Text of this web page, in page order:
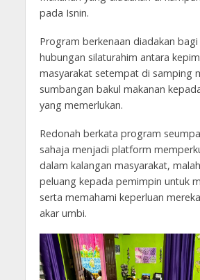
pada Isnin.
Program berkenaan diadakan
hubungan silaturahim antara
masyarakat setempat di samping
sumbangan bakul makanan
yang memerlukan.
Redonah berkata program
sahaja menjadi platform
dalam kalangan masyarakat,
peluang kepada pemimpin untuk
serta memahami keperluan
akar umbi.